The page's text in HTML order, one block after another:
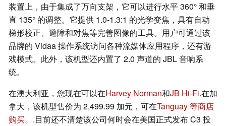
装置上，由于集成了万向支架，它可以进行水平 360° 和垂
直 135° 的调整。它提供 1.0-1.3:1 的光学变焦，具有自动
梯形校正、避障和对焦等完善图像的工具。用户可通过该
品牌的 Vidaa 操作系统访问各种流媒体应用程序，还有游
戏模式。此外，该机型还内置了 2.0 声道的 JBL 音响系
统。
在澳大利亚，您现在可以在Harvey Norman和JB Hi-Fi.在加
拿大，该机型售价为 2,499.99 加元，可在Tanguay 等商店
购买。 .目前还不清楚该公司何时会在美国正式发布 C3 投